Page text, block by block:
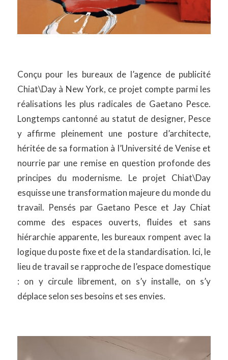
Conçu pour les bureaux de l’agence de publicité
Chiat\Day à New York, ce projet compte parmi les
réalisations les plus radicales de Gaetano Pesce.
Longtemps cantonné au statut de designer, Pesce
y affirme pleinement une posture d’architecte,
héritée de sa formation à l’Université de Venise et
nourrie par une remise en question profonde des
principes du modernisme. Le projet Chiat\Day
esquisse une transformation majeure du monde du
travail. Pensés par Gaetano Pesce et Jay Chiat
comme des espaces ouverts, fluides et sans
hiérarchie apparente, les bureaux rompent avec la
logique du poste fixe et de la standardisation. Ici, le
lieu de travail se rapproche de l’espace domestique
: on y circule librement, on s’y installe, on s’y
déplace selon ses besoins et ses envies.